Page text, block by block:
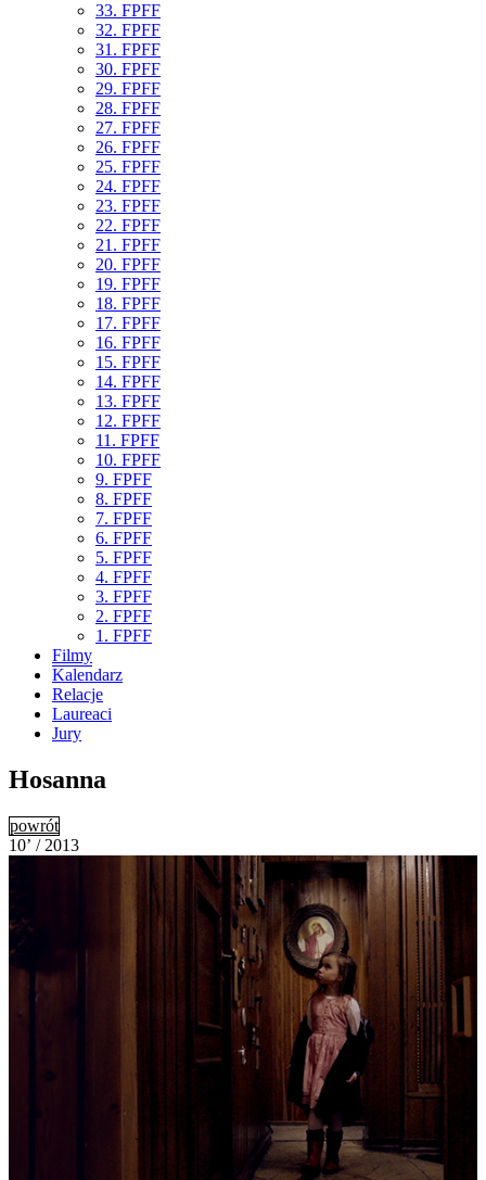
33. FPFF
32. FPFF
31. FPFF
30. FPFF
29. FPFF
28. FPFF
27. FPFF
26. FPFF
25. FPFF
24. FPFF
23. FPFF
22. FPFF
21. FPFF
20. FPFF
19. FPFF
18. FPFF
17. FPFF
16. FPFF
15. FPFF
14. FPFF
13. FPFF
12. FPFF
11. FPFF
10. FPFF
9. FPFF
8. FPFF
7. FPFF
6. FPFF
5. FPFF
4. FPFF
3. FPFF
2. FPFF
1. FPFF
Filmy
Kalendarz
Relacje
Laureaci
Jury
Hosanna
powrót
10’ / 2013